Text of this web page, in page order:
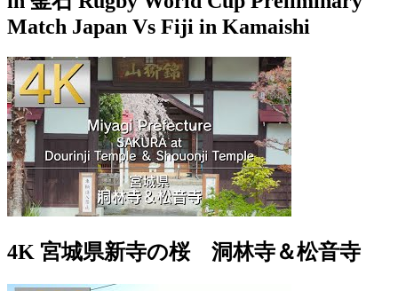
Match Japan Vs Fiji in Kamaishi
4K 宮城県新寺の桜 洞林寺＆松音寺